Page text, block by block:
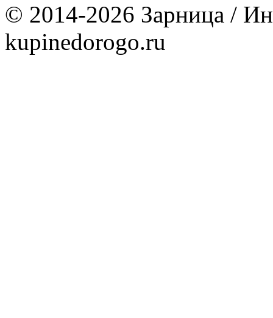
© 2014-2026 Зарница /
kupinedorogo.ru